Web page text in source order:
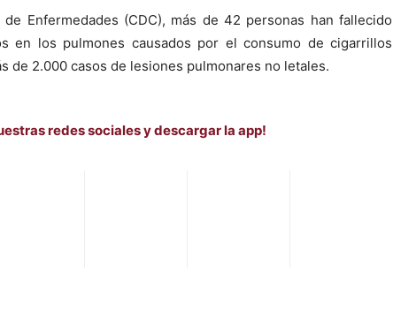
Enfermedades (CDC), más de 42 personas han fallecido
en los pulmones causados por el consumo de cigarrillos
de 2.000 casos de lesiones pulmonares no letales.
redes sociales y descargar la app!